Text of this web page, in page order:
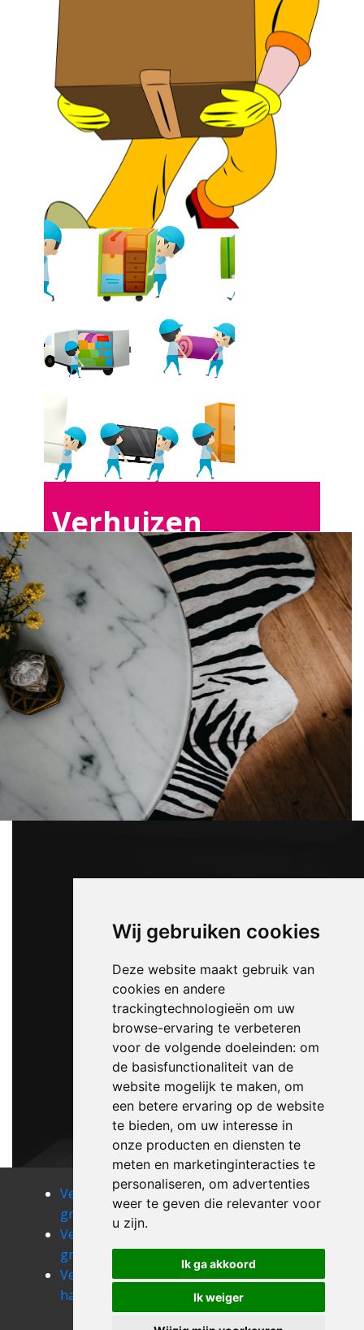
Wij gebruiken cookies
Deze website maakt gebruik van
cookies en andere
trackingtechnologieën om uw
browse-ervaring te verbeteren
voor de volgende doeleinden: om
de basisfunctionaliteit van de
website mogelijk te maken, om
een betere ervaring op de website
te bieden, om uw interesse in
onze producten en diensten te
meten en marketinginteracties te
personaliseren, om advertenties
weer te geven die relevanter voor
u zijn.
Ik ga akkoord
Ik weiger
Verhuizen
Gourdinne
Verhuizen
graide
Verhuizen
grand-leez
Verhuizen
grand-manil
Verhuizen
graux
gros-fays
haillot
Verhuizen
haltinne
Verhuizen
ham-sur-
sambre
Verhuizen
hamois